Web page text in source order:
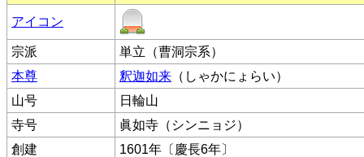
アイコン
宗派
単立（曹洞宗系）
本尊
釈迦如来 （しゃかにょらい）
山号
日輪山
寺号
眞如寺（シンニョジ）
創建
1601年〔慶長6年〕